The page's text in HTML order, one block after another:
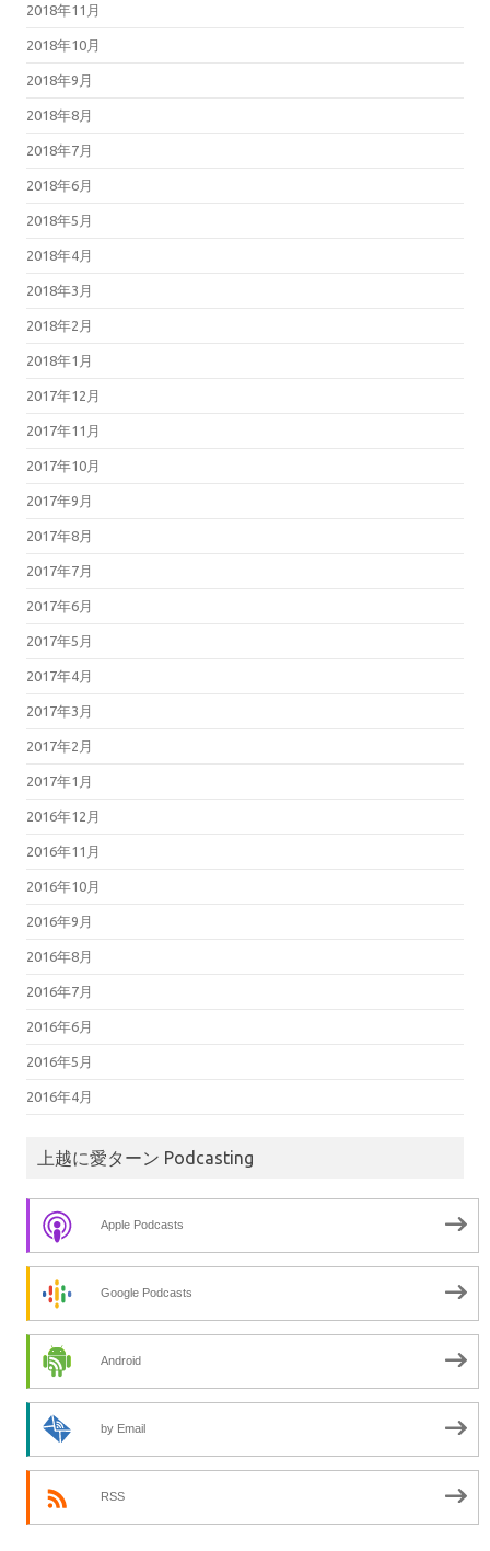
2018年11月
2018年10月
2018年9月
2018年8月
2018年7月
2018年6月
2018年5月
2018年4月
2018年3月
2018年2月
2018年1月
2017年12月
2017年11月
2017年10月
2017年9月
2017年8月
2017年7月
2017年6月
2017年5月
2017年4月
2017年3月
2017年2月
2017年1月
2016年12月
2016年11月
2016年10月
2016年9月
2016年8月
2016年7月
2016年6月
2016年5月
2016年4月
上越に愛ターン Podcasting
Apple Podcasts
Google Podcasts
Android
by Email
RSS